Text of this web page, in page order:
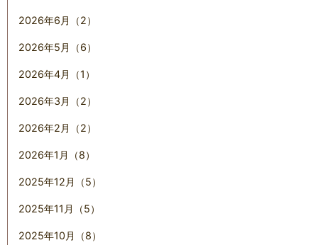
2026年6月（2）
2026年5月（6）
2026年4月（1）
2026年3月（2）
2026年2月（2）
2026年1月（8）
2025年12月（5）
2025年11月（5）
2025年10月（8）